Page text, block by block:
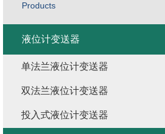
Products
液位计变送器
单法兰液位计变送器
双法兰液位计变送器
投入式液位计变送器